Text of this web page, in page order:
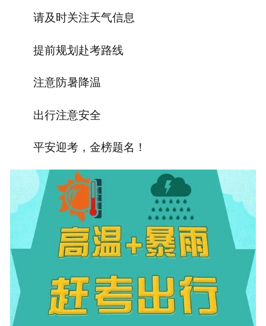
请及时关注天气信息
提前规划赴考路线
注意防暑降温
出行注意安全
平安迎考，金榜题名！